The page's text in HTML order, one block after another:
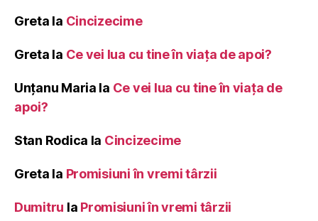
Greta la Cincizecime
Greta la Ce vei lua cu tine în viața de apoi?
Unțanu Maria la Ce vei lua cu tine în viața de
apoi?
Stan Rodica la Cincizecime
Greta la Promisiuni în vremi târzii
Dumitru la Promisiuni în vremi târzii